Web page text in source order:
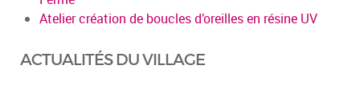
Atelier création de boucles d’oreilles en résine UV
ACTUALITÉS DU VILLAGE